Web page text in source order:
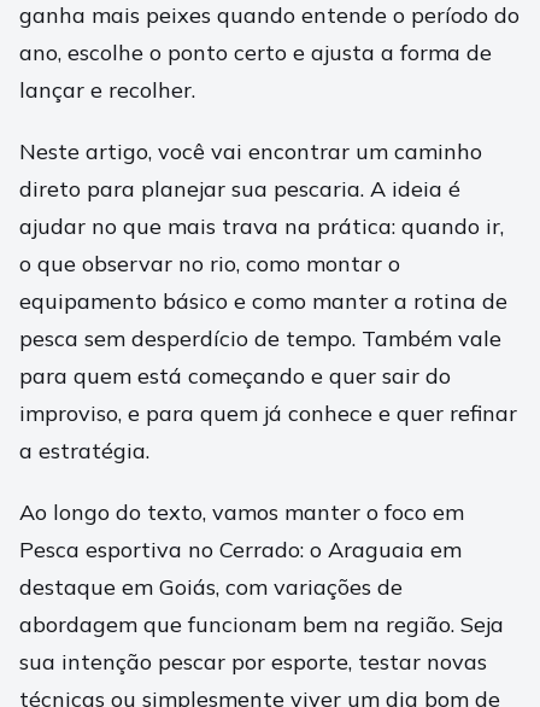
ganha mais peixes quando entende o período do
ano, escolhe o ponto certo e ajusta a forma de
lançar e recolher.
Neste artigo, você vai encontrar um caminho
direto para planejar sua pescaria. A ideia é
ajudar no que mais trava na prática: quando ir,
o que observar no rio, como montar o
equipamento básico e como manter a rotina de
pesca sem desperdício de tempo. Também vale
para quem está começando e quer sair do
improviso, e para quem já conhece e quer refinar
a estratégia.
Ao longo do texto, vamos manter o foco em
Pesca esportiva no Cerrado: o Araguaia em
destaque em Goiás, com variações de
abordagem que funcionam bem na região. Seja
sua intenção pescar por esporte, testar novas
técnicas ou simplesmente viver um dia bom de